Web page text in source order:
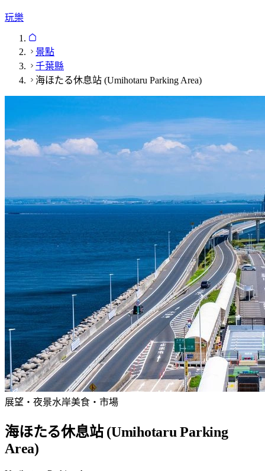
玩樂
景點
千葉縣
海ほたる休息站 (Umihotaru Parking Area)
展望・夜景水岸美食・市場
海ほたる休息站 (Umihotaru Parking
Area)